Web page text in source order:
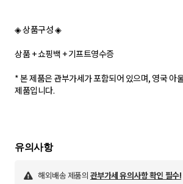
◈ 상품구성 ◈
상품 + 쇼핑백 + 기프트영수증
* 본 제품은 관부가세가 포함되어 있으며, 영국 아
제품입니다.
유의사항
해외배송 제품의 관부가세 유의사항 확인 필수!